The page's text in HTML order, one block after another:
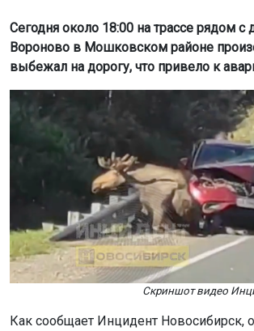
Сегодня около 18:00 на трассе рядом с
Вороново в Мошковском районе
выбежал на дорогу, что привело к
Скриншот видео
Как сообщает Инцидент Новосибирск,